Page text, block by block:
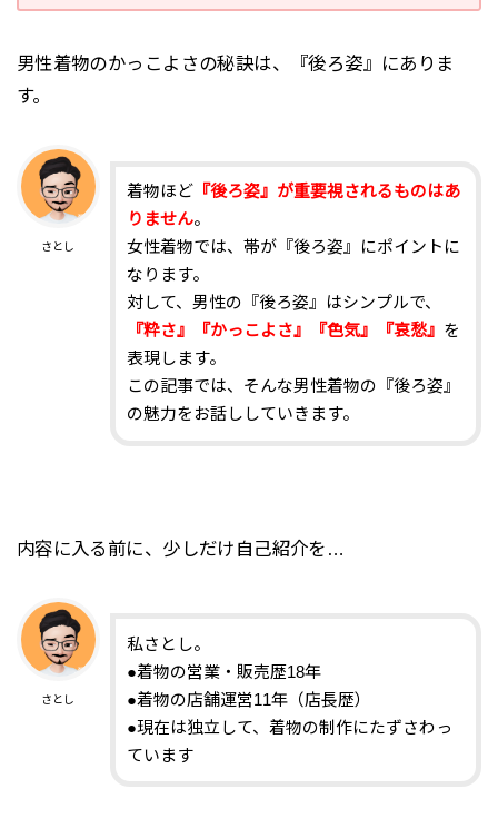
男性着物のかっこよさの秘訣は、『後ろ姿』にありま
す。
さとし
着物ほど『後ろ姿』が重要視されるものはあ
りません。
女性着物では、帯が『後ろ姿』にポイントに
なります。
対して、男性の『後ろ姿』はシンプルで、
『粋さ』『かっこよさ』『色気』『哀愁』 を
表現します。
この記事では、そんな男性着物の『後ろ姿』
の魅力をお話ししていきます。
内容に入る前に、少しだけ自己紹介を…
さとし
私さとし。
●着物の営業・販売歴18年
●着物の店舗運営11年（店長歴）
●現在は独立して、着物の制作にたずさわっ
ています